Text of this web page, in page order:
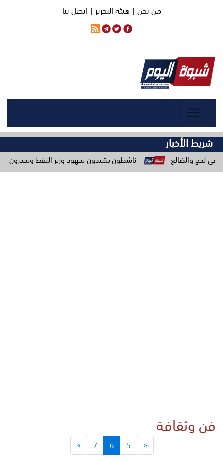
من نحن |هيئة التحرير | اتصل بنا
شريط الأخبار
ناشطون يشيدون بجهود وزير النفط ويحذرون من حملات الاستهداف
فن وثقافة
«
5
6
7
»